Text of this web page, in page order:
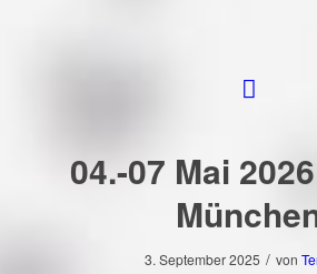
04.-07 Mai
3. September 2025 / von